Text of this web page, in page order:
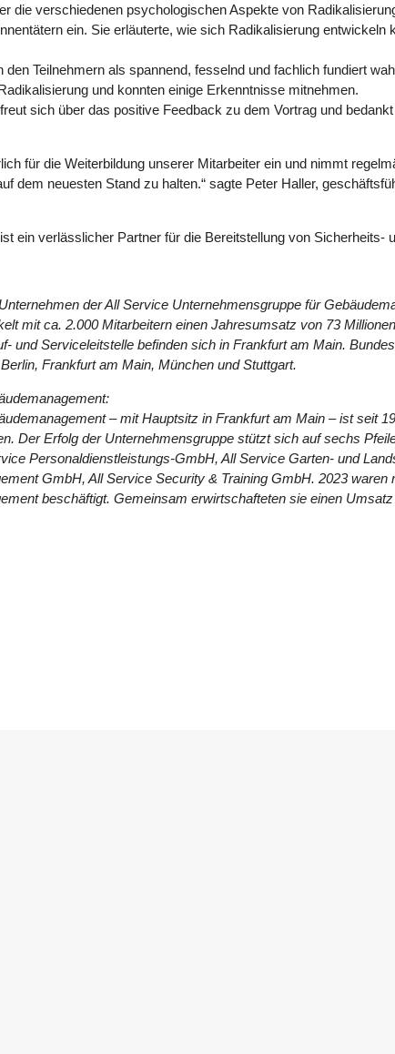
die verschiedenen psychologischen Aspekte von
ein. Sie erläuterte, wie sich Radikalisierung entwickeln
Teilnehmern als spannend, fesselnd und fachlich fundiert
und konnten einige Erkenntnisse mitnehmen.
sich über das positive Feedback zu dem Vortrag und
für die Weiterbildung unserer Mitarbeiter ein und nimmt
dem neuesten Stand zu halten.“ sagte Peter Haller,
ein verlässlicher Partner für die Bereitstellung von Sicherheits-
der All Service Unternehmensgruppe für
mit ca. 2.000 Mitarbeitern einen Jahresumsatz von 73
und Serviceleitstelle befinden sich in Frankfurt am Main.
Frankfurt am Main, München und Stuttgart.
– mit Hauptsitz in Frankfurt am Main – ist seit
Der Erfolg der Unternehmensgruppe stützt sich auf sechs
Personaldienstleistungs-GmbH, All Service Garten- und
GmbH, All Service Security & Training GmbH. 2023 waren
beschäftigt. Gemeinsam erwirtschafteten sie einen